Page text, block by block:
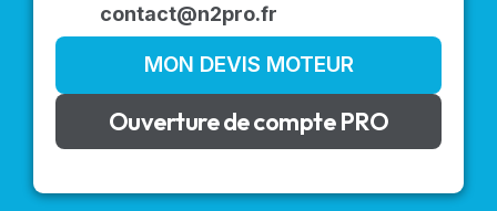
contact@n2pro.fr
MON DEVIS MOTEUR
Ouverture de compte PRO